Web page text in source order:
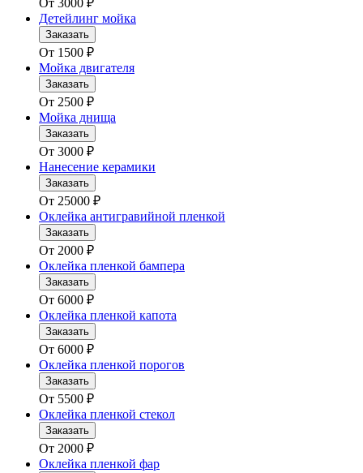
От 3000 ₽
Детейлинг мойка
Заказать
От 1500 ₽
Мойка двигателя
Заказать
От 2500 ₽
Мойка днища
Заказать
От 3000 ₽
Нанесение керамики
Заказать
От 25000 ₽
Оклейка антигравийной пленкой
Заказать
От 2000 ₽
Оклейка пленкой бампера
Заказать
От 6000 ₽
Оклейка пленкой капота
Заказать
От 6000 ₽
Оклейка пленкой порогов
Заказать
От 5500 ₽
Оклейка пленкой стекол
Заказать
От 2000 ₽
Оклейка пленкой фар